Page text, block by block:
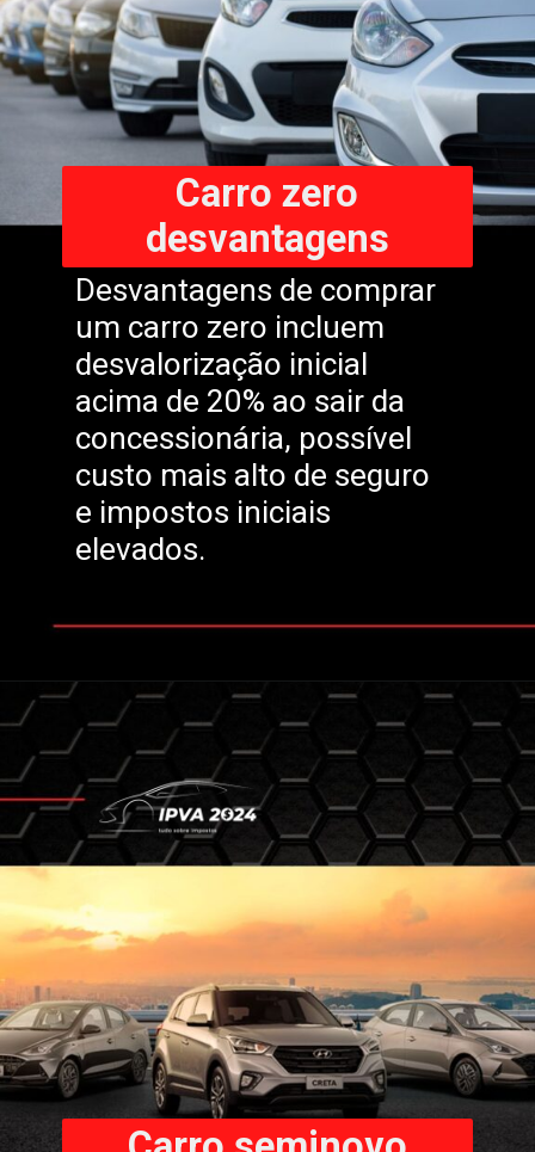
Desvantagens de comprar
um carro zero incluem
desvalorização inicial
acima de 20% ao sair da
concessionária, possível
custo mais alto de seguro
e impostos iniciais
elevados.
Carro zero
desvantagens